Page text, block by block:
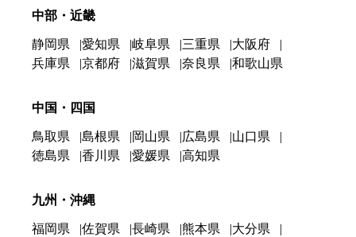
中部・近畿
静岡県 愛知県 岐阜県 三重県
大阪府
兵庫県
京都府 滋賀県 奈良県 和歌山県
中国・四国
鳥取県 島根県 岡山県 広島県
山口県
徳島県
香川県 愛媛県 高知県
九州・沖縄
福岡県 佐賀県 長崎県 熊本県
大分県